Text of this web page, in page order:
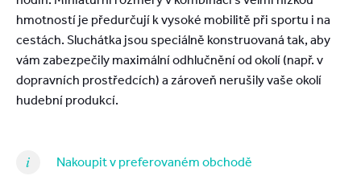
hmotností je předurčují k vysoké mobilitě při sportu i na
cestách. Sluchátka jsou speciálně konstruovaná tak, aby
vám zabezpečily maximální odhlučnění od okolí (např. v
dopravních prostředcích) a zároveň nerušily vaše okolí
hudební produkcí.
Nakoupit v preferovaném obchodě